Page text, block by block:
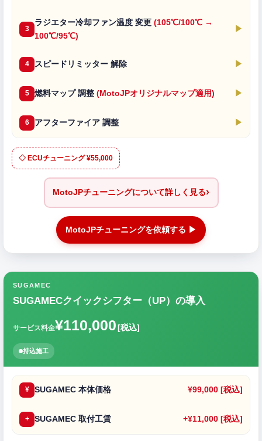
3
ラジエター冷却ファン温度 変更 (105℃/100℃ →
100℃/95℃)
▶
4 スピードリミッター 解除 ▶
5 燃料マップ 調整 (MotoJPオリジナルマップ適用) ▶
6 アフターファイア 調整 ▶
◇ ECUチューニング ¥55,000
MotoJPチューニングについて詳しく見る›
MotoJPチューニングを依頼する ▶
SUGAMEC
SUGAMECクイックシフター（UP）の導入
サービス料金¥110,000[税込]
持込施工
¥ SUGAMEC 本体価格 ¥99,000 [税込]
+ SUGAMEC 取付工賃 +¥11,000 [税込]